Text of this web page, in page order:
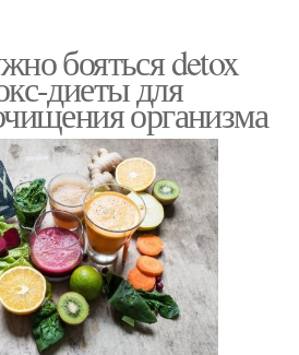
бояться detox
диеты для
организма